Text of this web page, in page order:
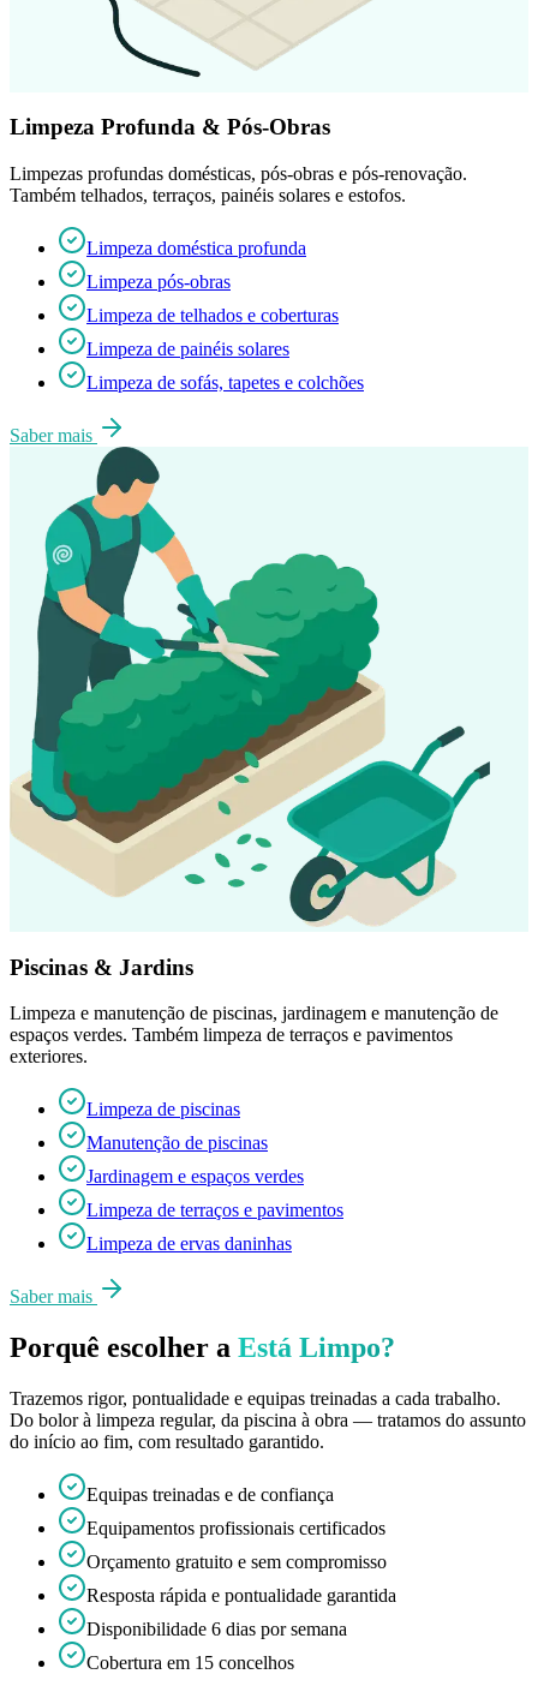
Limpeza Profunda & Pós-Obras
Limpezas profundas domésticas, pós-obras e pós-renovação.
Também telhados, terraços, painéis solares e estofos.
Limpeza doméstica profunda
Limpeza pós-obras
Limpeza de telhados e coberturas
Limpeza de painéis solares
Limpeza de sofás, tapetes e colchões
Saber mais
Piscinas & Jardins
Limpeza e manutenção de piscinas, jardinagem e manutenção de
espaços verdes. Também limpeza de terraços e pavimentos
exteriores.
Limpeza de piscinas
Manutenção de piscinas
Jardinagem e espaços verdes
Limpeza de terraços e pavimentos
Limpeza de ervas daninhas
Saber mais
Porquê escolher a Está Limpo?
Trazemos rigor, pontualidade e equipas treinadas a cada trabalho.
Do bolor à limpeza regular, da piscina à obra — tratamos do assunto
do início ao fim, com resultado garantido.
Equipas treinadas e de confiança
Equipamentos profissionais certificados
Orçamento gratuito e sem compromisso
Resposta rápida e pontualidade garantida
Disponibilidade 6 dias por semana
Cobertura em 15 concelhos